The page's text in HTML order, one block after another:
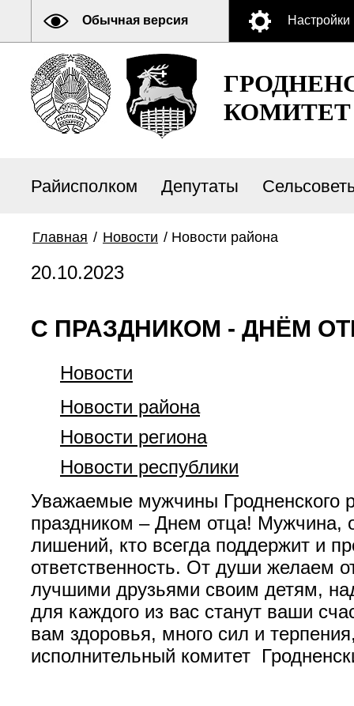
Обычная версия Настройки
КОМИТЕТ
Райисполком Депутаты
Главная / Новости / Новости района
20.10.2023
С ПРАЗДНИКОМ - ДНЁМ
Новости
Новости района
Новости региона
Новости республики
Уважаемые мужчины Гродненского
праздником – Днем отца! Мужчина,
лишений, кто всегда поддержит и
ответственность. От души желаем
лучшими друзьями своим детям,
для каждого из вас станут ваши
вам здоровья, много сил и
исполнительный комитет